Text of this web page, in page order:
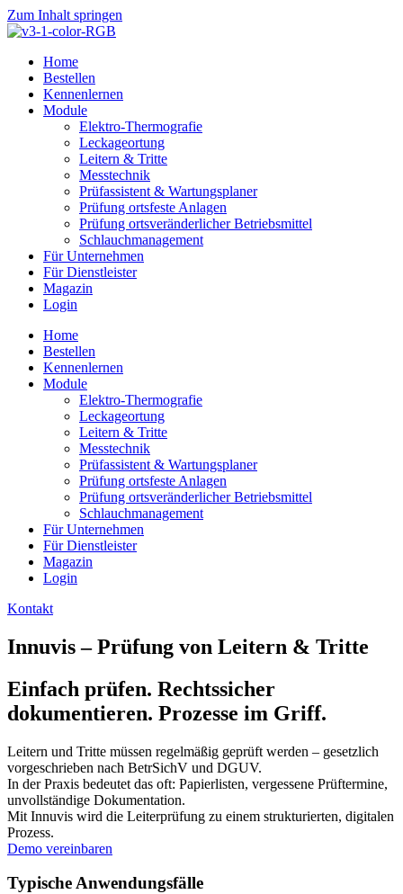
Zum Inhalt springen
Home
Bestellen
Kennenlernen
Module
Elektro-Thermografie
Leckageortung
Leitern & Tritte
Messtechnik
Prüfassistent & Wartungsplaner
Prüfung ortsfeste Anlagen
Prüfung ortsveränderlicher Betriebsmittel
Schlauchmanagement
Für Unternehmen
Für Dienstleister
Magazin
Login
Home
Bestellen
Kennenlernen
Module
Elektro-Thermografie
Leckageortung
Leitern & Tritte
Messtechnik
Prüfassistent & Wartungsplaner
Prüfung ortsfeste Anlagen
Prüfung ortsveränderlicher Betriebsmittel
Schlauchmanagement
Für Unternehmen
Für Dienstleister
Magazin
Login
Kontakt
Innuvis – Prüfung von Leitern & Tritte
Einfach prüfen. Rechtssicher
dokumentieren. Prozesse im Griff.
Leitern und Tritte müssen regelmäßig geprüft werden – gesetzlich
vorgeschrieben nach BetrSichV und DGUV.
In der Praxis bedeutet das oft: Papierlisten, vergessene Prüftermine,
unvollständige Dokumentation.
Mit Innuvis wird die Leiterprüfung zu einem strukturierten, digitalen
Prozess.
Demo vereinbaren
Typische Anwendungsfälle